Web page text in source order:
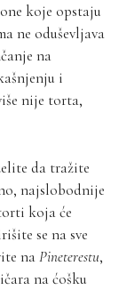
koje opstaju
ne oduševljava
na
i
nije torta,
da tražite
najslobodnije
koja će
se na sve
naPineterestu,
na ćošku